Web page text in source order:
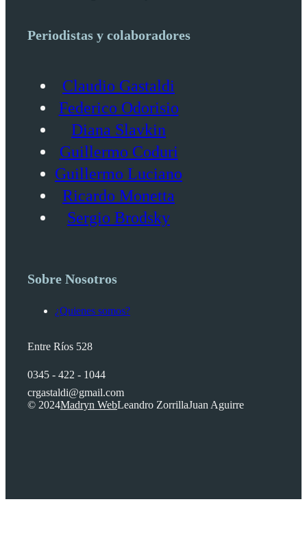
Periodistas y colaboradores
Claudio Gastaldi
Federico Odorisio
Diana Slavkin
Guillermo Coduri
Guillermo Luciano
Ricardo Monetta
Sergio Brodsky
Sobre Nosotros
¿Quienes somos?
Entre Ríos 528
0345 - 422 - 1044
crgastaldi@gmail.com
© 2024Madryn WebLeandro ZorrillaJuan Aguirre